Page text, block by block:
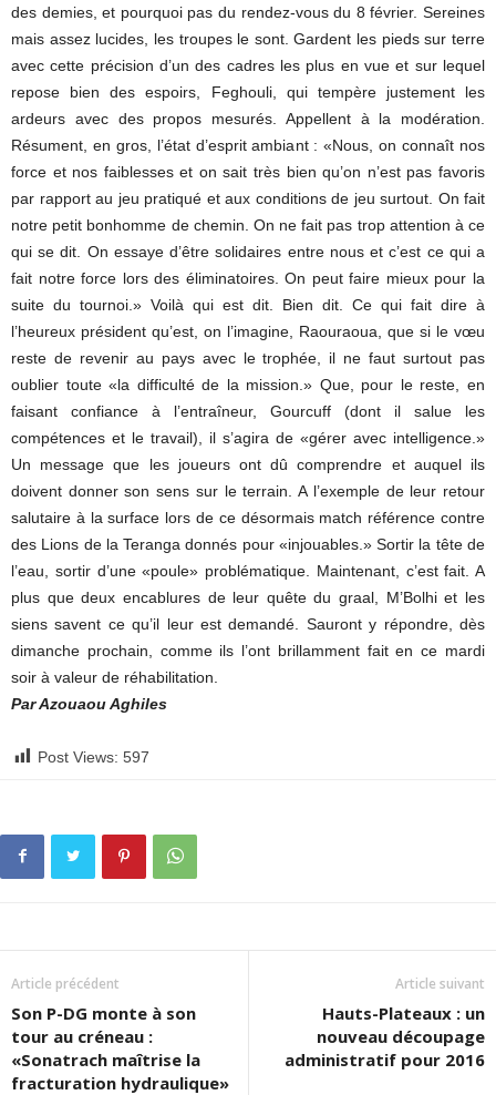
des demies, et pourquoi pas du rendez-vous du 8 février. Sereines
mais assez lucides, les troupes le sont. Gardent les pieds sur terre
avec cette précision d’un des cadres les plus en vue et sur lequel
repose bien des espoirs, Feghouli, qui tempère justement les
ardeurs avec des propos mesurés. Appellent à la modération.
Résument, en gros, l’état d’esprit ambiant : «Nous, on connaît nos
force et nos faiblesses et on sait très bien qu’on n’est pas favoris
par rapport au jeu pratiqué et aux conditions de jeu surtout. On fait
notre petit bonhomme de chemin. On ne fait pas trop attention à ce
qui se dit. On essaye d’être solidaires entre nous et c’est ce qui a
fait notre force lors des éliminatoires. On peut faire mieux pour la
suite du tournoi.» Voilà qui est dit. Bien dit. Ce qui fait dire à
l’heureux président qu’est, on l’imagine, Raouraoua, que si le vœu
reste de revenir au pays avec le trophée, il ne faut surtout pas
oublier toute «la difficulté de la mission.» Que, pour le reste, en
faisant confiance à l’entraîneur, Gourcuff (dont il salue les
compétences et le travail), il s’agira de «gérer avec intelligence.»
Un message que les joueurs ont dû comprendre et auquel ils
doivent donner son sens sur le terrain. A l’exemple de leur retour
salutaire à la surface lors de ce désormais match référence contre
des Lions de la Teranga donnés pour «injouables.» Sortir la tête de
l’eau, sortir d’une «poule» problématique. Maintenant, c’est fait. A
plus que deux encablures de leur quête du graal, M’Bolhi et les
siens savent ce qu’il leur est demandé. Sauront y répondre, dès
dimanche prochain, comme ils l’ont brillamment fait en ce mardi
soir à valeur de réhabilitation.
Par Azouaou Aghiles
Post Views: 597
Article précédent
Son P-DG monte à son
tour au créneau :
«Sonatrach maîtrise la
fracturation hydraulique»
Article suivant
Hauts-Plateaux : un
nouveau découpage
administratif pour 2016